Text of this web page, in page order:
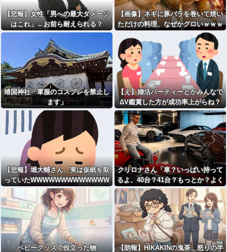
【悲報】女性「男への最大ダメージ
はこれ」←お前ら耐えられる？
【画像】ネギに豚バラを巻いて焼い
ただけの料理、なぜかグロいｗｗｗ
靖国神社「軍服のコスプレを禁止し
ます」
【え】婚活パーティーとかみんなで
ΔV鑑賞した方が成功率上がらね？
【悲報】堀大輔さん、実は仮眠を取
っていたWWWWWWWWWWWWW
WWWWWWWWWWWWWWWWW
WWWWWWWWWWWW
クリロナさん「車？いっぱい持って
るよ、40台？41台？もっとか？よく
わかんないけど全然乗ってない」
ベビーグッズで役立った物
【朗報】HIKAKINの鬼茶、怒りの半